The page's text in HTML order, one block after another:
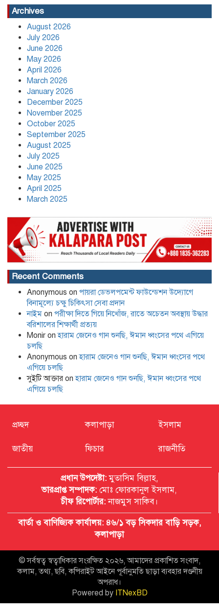
যে তিন শর্তে লাইসেন্স ফিরে পেল আদ্-দ্বীন
Archives
August 2026
July 2026
June 2026
May 2026
April 2026
March 2026
January 2026
December 2025
November 2025
October 2025
September 2025
August 2025
July 2025
June 2025
May 2025
April 2025
March 2025
Recent Comments
Anonymous on পায়রা ডেভলপমেন্ট ফাউন্ডেশন উদ্যোগে
বিনামূল্যে চক্ষু চিকিৎসা সেবা প্রদান
নাইম on পরীক্ষা দিতে গিয়ে নিখোঁজ, রাতে অচেতন অবস্থায় উদ্ধার
বরিশালের শিক্ষার্থী প্রত্যয়
Monir onহারাম জেনেও গান শুনছি, ঈমান ধ্বংসের পথে এগিয়ে
চলছি
Anonymous onহারাম জেনেও গান শুনছি, ঈমান ধ্বংসের পথে
এগিয়ে চলছি
সুইটি আক্তার onহারাম জেনেও গান শুনছি, ঈমান ধ্বংসের পথে
এগিয়ে চলছি
প্রচ্ছদ কলাপাড়া ইসলাম
জাতীয় ফিচার রাজনীতি
প্রধান উপদেষ্টা:মুতাসিম বিল্লাহ,
ভারপ্রাপ্ত সম্পাদক: মোঃ ফোরকানুল ইসলাম,
চীফ রিপোর্টার:নাজমুস সাকিব।
বার্তা ও বাণিজ্যিক কার্যালয়: ৪৬/১ বড় সিকদার বাড়ি সড়ক,
কলাপাড়া
© সর্বস্বত্ব স্বত্বাধিকার সংরক্ষিত ২০২৬, আমাদের প্রকাশিত সংবাদ,
কলাম, তথ্য, ছবি, কপিরাইট আইনে পূর্বানুমতি ছাড়া ব্যবহার দণ্ডনীয়
অপরাধ।
Powered by ITNexBD